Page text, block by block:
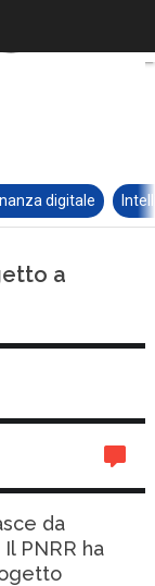
digitale
a
da
PNRR ha